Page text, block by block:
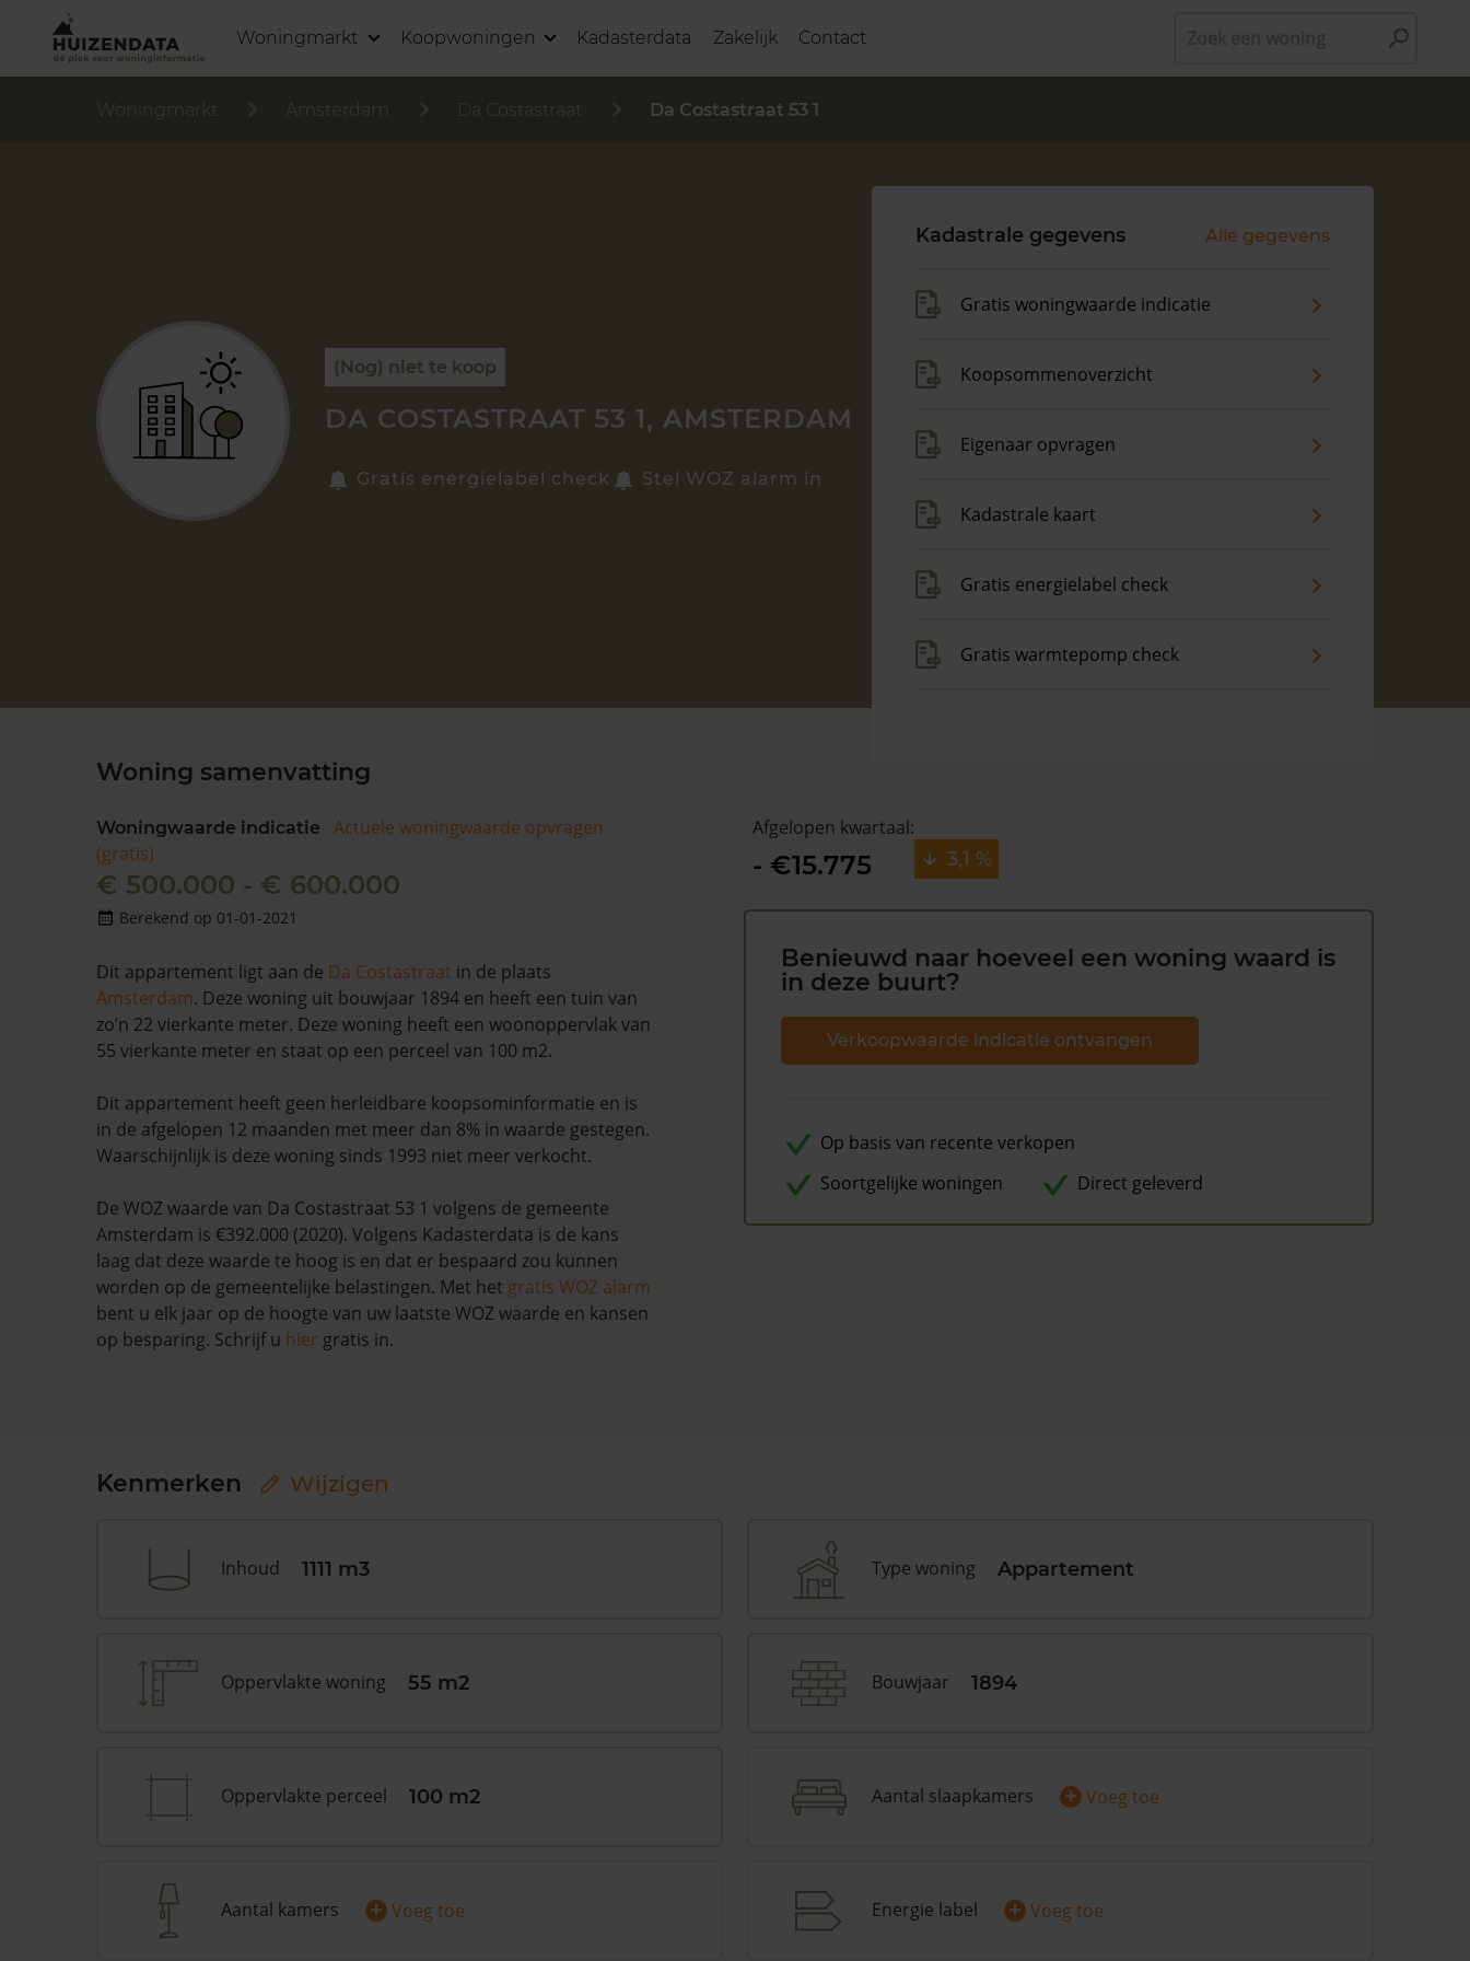
Woningmarkt Koopwoningen Kadasterdata Zakelijk Contact
Woningmarkt Amsterdam Da Costastraat Da Costastraat 53 1
(Nog) niet te koop
DA COSTASTRAAT 53 1, AMSTERDAM
Gratis energielabel check Stel WOZ alarm in
Kadastrale gegevens Alle gegevens
Gratis woningwaarde indicatie
Koopsommenoverzicht
Eigenaar opvragen
Kadastrale kaart
Gratis energielabel check
Gratis warmtepomp check
Woning samenvatting
Woningwaarde indicatie
Actuele woningwaarde opvragen
(gratis)
€ 500.000 - € 600.000
Berekend op 01-01-2021
Dit appartement ligt aan de Da Costastraat in de plaats
Amsterdam. Deze woning uit bouwjaar 1894 en heeft een tuin van
zo’n 22 vierkante meter. Deze woning heeft een woonoppervlak van
55 vierkante meter en staat op een perceel van 100 m2.
Dit appartement heeft geen herleidbare koopsominformatie en is
in de afgelopen 12 maanden met meer dan 8% in waarde gestegen.
Waarschijnlijk is deze woning sinds 1993 niet meer verkocht.
De WOZ waarde van Da Costastraat 53 1 volgens de gemeente
Amsterdam is €392.000 (2020). Volgens Kadasterdata is de kans
laag dat deze waarde te hoog is en dat er bespaard zou kunnen
worden op de gemeentelijke belastingen. Met het gratis WOZ alarm
bent u elk jaar op de hoogte van uw laatste WOZ waarde en kansen
op besparing. Schrijf u hier gratis in.
Afgelopen kwartaal:
- €15.775 3,1 %
Benieuwd naar hoeveel een woning waard is
in deze buurt?
Verkoopwaarde indicatie ontvangen
Op basis van recente verkopen
Soortgelijke woningen
Direct geleverd
Kenmerken Wijzigen
Inhoud 1111 m3 Type woning Appartement
Oppervlakte woning 55 m2 Bouwjaar 1894
Oppervlakte perceel 100 m2 Aantal slaapkamers + Voeg toe
Aantal kamers + Voeg toe Energie label + Voeg toe